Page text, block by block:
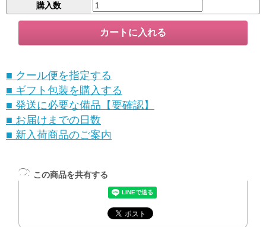
購入数
■ クール便を指定する
■ ギフト包装を購入する
■ 発送に必要な備品【要確認】
■ お届けまでの日数
■ 新入荷商品のご案内
この商品を共有する